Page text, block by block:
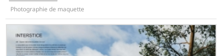
Photographie de maquette